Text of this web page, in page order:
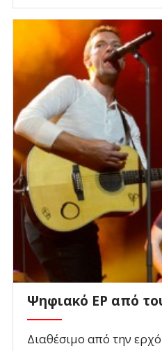
Ψηφιακό EP από
Διαθέσιμο από την